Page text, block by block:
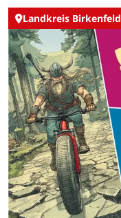
Landkreis Birkenfeld